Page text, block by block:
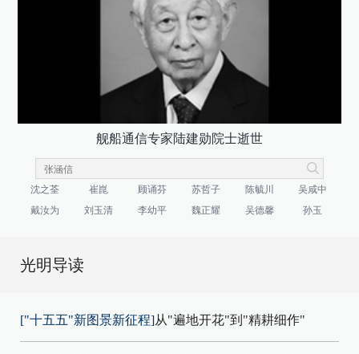
舰船通信专家陆建勋院士逝世
沈之荃 崔崑 顾诵芬 苏哲子 陈毓川
吴咸中
戴汝为
刘玉清 李幼平 魏正耀 吴德馨 孙玉
光明导读
["十五五"新图景新征程]从"遍地开花"到"精耕细作"